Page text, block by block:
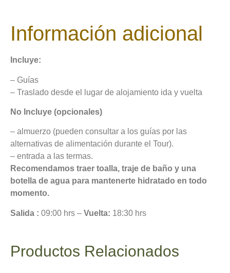
Información adicional
Incluye:
– Guías
– Traslado desde el lugar de alojamiento ida y vuelta
No Incluye (opcionales)
– almuerzo (pueden consultar a los guías por las
alternativas de alimentación durante el Tour).
– entrada a las termas.
Recomendamos traer toalla, traje de baño y una
botella de agua para mantenerte hidratado en todo
momento.
Salida : 09:00 hrs – Vuelta: 18:30 hrs
Productos Relacionados